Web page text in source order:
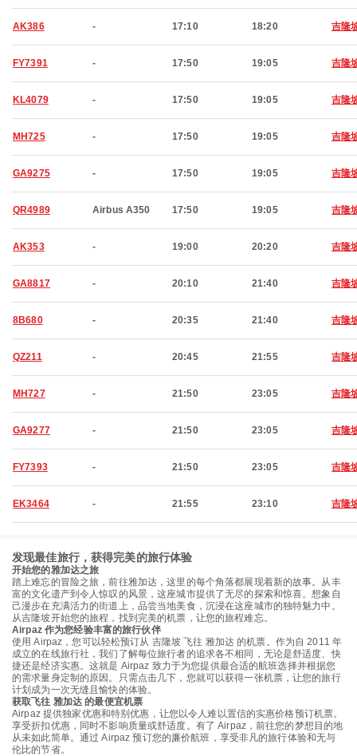
AK386 - 17:10 18:20 吉隆
FY7391 - 17:50 19:05 吉隆
KL4079 - 17:50 19:05 吉隆
MH725 - 17:50 19:05 吉隆
GA9275 - 17:50 19:05 吉隆
QR4989 Airbus A350 17:50 19:05 吉隆
AK353 - 19:00 20:20 吉隆
GA8817 - 20:10 21:40 吉隆
8B680 - 20:35 21:40 吉隆
QZ211 - 20:45 21:55 吉隆
MH727 - 21:50 23:05 吉隆
GA9277 - 21:50 23:05 吉隆
FY7393 - 21:50 23:05 吉隆
EK3464 - 21:55 23:10 吉隆
发现最佳旅行，获得完美的旅行体验
开始您的雅加达之旅
踏上难忘的冒险之旅，前往雅加达，这里的每个角落都展现着新的故事。从丰
富的文化遗产到令人惊叹的风景，这座城市提供了无尽的探索和惊喜。想象自
己漫步在充满活力的街道上，品尝当地美食，沉浸在这座城市的独特魅力中。
从吉隆坡开始您的旅程，找到完美的机票，让您的旅程难忘。
Airpaz 作为您经验丰富的旅行伙伴
使用 Airpaz，您可以轻松预订从 吉隆坡 飞往 雅加达 的机票。作为自 2011 年
成立的在线旅行社，我们了解每位旅行者的追求各不相同，无论是舒适度、快
捷还是经济实惠。这就是 Airpaz 致力于为您提供最合适的航班选择并根据您
的需求量身定制的原因。只需点击几下，您就可以获得一张机票，让您的旅行
计划成为一次无缝且愉快的体验。
获取飞往 雅加达 的最便宜机票
Airpaz 提供独家优惠和特别优惠，让您以令人难以置信的实惠价格预订机票。
享受折扣优惠，同时不影响质量或舒适度。有了 Airpaz，前往您的梦想目的地
从未如此简单。通过 Airpaz 预订您的廉价航班，享受非凡的旅行体验和无与
伦比的节省。